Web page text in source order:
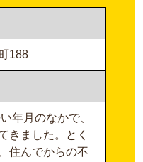
188
年月のなかで、
きました。とく
住んでからの不